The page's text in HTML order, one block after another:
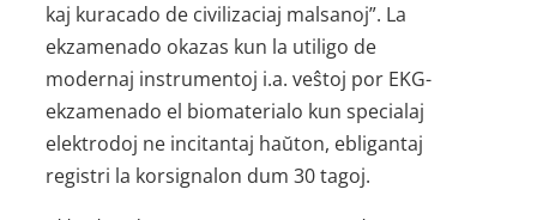
kaj kuracado de civilizaciaj malsanoj”. La
ekzamenado okazas kun la utiligo de
modernaj instrumentoj i.a. veŝtoj por EKG-
ekzamenado el biomaterialo kun specialaj
elektrodoj ne incitantaj haŭton, ebligantaj
registri la korsignalon dum 30 tagoj.